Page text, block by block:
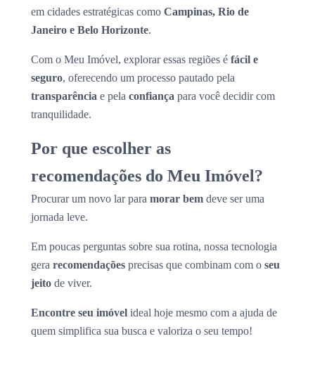
em cidades estratégicas como Campinas, Rio de
Janeiro e Belo Horizonte.
Com o Meu Imóvel, explorar essas regiões é fácil e
seguro, oferecendo um processo pautado pela
transparência e pela confiança para você decidir com
tranquilidade.
Por que escolher as
recomendações do Meu Imóvel?
Procurar um novo lar para morar bem deve ser uma
jornada leve.
Em poucas perguntas sobre sua rotina, nossa tecnologia
gera recomendações precisas que combinam com o seu
jeito de viver.
Encontre seu imóvel ideal hoje mesmo com a ajuda de
quem simplifica sua busca e valoriza o seu tempo!